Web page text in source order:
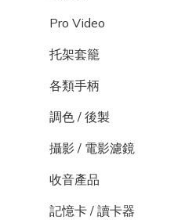
Pro Video
托架套籠
各類手柄
調色 / 後製
攝影 / 電影濾鏡
收音產品
記憶卡 / 讀卡器